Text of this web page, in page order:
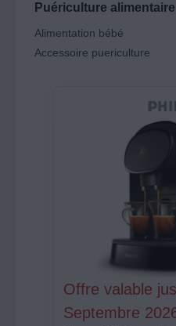
Puériculture alimentaire
Alimentation bébé
Accessoire puericulture
Offre valable
Septembre